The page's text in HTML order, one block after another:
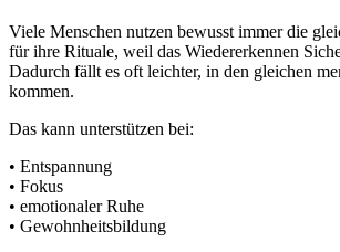
Viele Menschen nutzen bewusst immer die
für ihre Rituale, weil das Wiedererkennen
Dadurch fällt es oft leichter, in den gleichen
kommen.
Das kann unterstützen bei:
• Entspannung
• Fokus
• emotionaler Ruhe
• Gewohnheitsbildung